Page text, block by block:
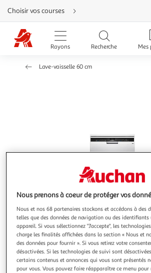
Aller
directement
au
contenu
Aller
directement
Aller
Choisir vos courses
Rayons Recherche Mes
Lave-vaisselle 60 cm
Livraison offerte
Nous prenons à coeur de protéger vos
Nous et nos 68 partenaires stockons et accédons à des
telles que des données de navigation ou des identifiants
appareil. Si vous sélectionnez "J'accepte", les
charge les finalités affichées dans la section « Nous et
des données pour fournir ». Si vous retirez votre
désactivées. Si les technologies de suivi sont
certains contenus et annonces qui vous sont présentés
pour vous. Vous pouvez faire réapparaître ce menu